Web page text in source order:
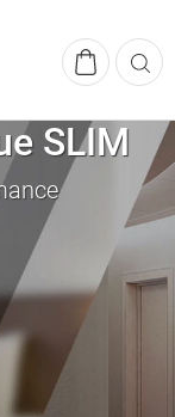
SLIM